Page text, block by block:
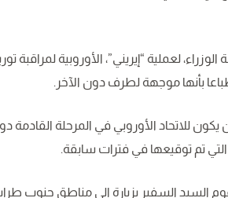
لعملية “إيريني”، الأوروبية لمراقبة
بأنها موجهة لطرف دون الآخر.
للاتحاد الأوروبي في المرحلة القادمة
تم توقيعها في فترات سابقة.
السيد السفير بزيارة الى مناطق جنوب